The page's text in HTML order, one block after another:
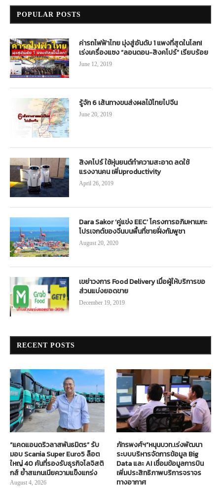
POPULAR POSTS
ค่ารถไฟฟ้าไทย มุ่งสู่อันดับ 1 แพงที่สุดในโลก!
เร่งเครื่องแซง “ลอนดอน-สิงคโปร์” เรียบร้อย
June 12, 2019
รู้จัก 6 เส้นทางขนส่งผลไม้ไทยไปจีน
June 20, 2019
สิงคโปร์ ใช้หุ่นยนต์ทำความสะอาด ลดใช้
แรงงานคน เพิ่มproductivity
April 26, 2019
Dara Sakor ‘คู่แข่ง EEC’ โครงการอภิมหาเมกะ
โปรเจกต์ของจีนบนพื้นที่ชายฝั่งกัมพูชา
August 20, 2020
เขย่าวงการ Food Delivery เมื่อผู้ให้บริการขอ
ส่วนแบ่งยอดขาย
December 19, 2019
RECENT POSTS
“แคดแอนดริวลาสพันธมิตร” รับ
มอบ Scania Super Euro5 ล็อต
ใหญ่ 40 คันที่รองรับธุรกิจโลจิสติ
กส์ ย้ำสแกนเนียความแข็งแกร่ง
August 4, 2026
ภัทรพงศ์ฯ”หนุนบวท.เร่งพัฒนา
ระบบบริหารจัดการข้อมูล Big
Data และ AI เชื่อมข้อมูลการบิน
เพิ่มประสิทธิภาพบริการจราจร
ทางอากาศ